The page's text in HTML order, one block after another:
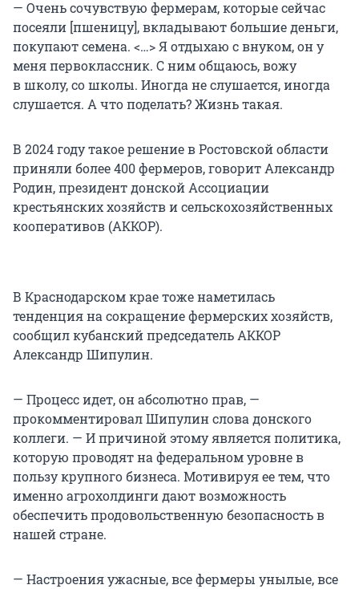
— Очень сочувствую фермерам, которые сейчас
посеяли [пшеницу], вкладывают большие деньги,
покупают семена. <…> Я отдыхаю с внуком, он у
меня первоклассник. С ним общаюсь, вожу
в школу, со школы. Иногда не слушается, иногда
слушается. А что поделать? Жизнь такая.
В 2024 году такое решение в Ростовской области
приняли более 400 фермеров, говорит Александр
Родин, президент донской Ассоциации
крестьянских хозяйств и сельскохозяйственных
кооперативов (АККОР).
В Краснодарском крае тоже наметилась
тенденция на сокращение фермерских хозяйств,
сообщил кубанский председатель АККОР
Александр Шипулин.
— Процесс идет, он абсолютно прав, —
прокомментировал Шипулин слова донского
коллеги. — И причиной этому является политика,
которую проводят на федеральном уровне в
пользу крупного бизнеса. Мотивируя ее тем, что
именно агрохолдинги дают возможность
обеспечить продовольственную безопасность в
нашей стране.
— Настроения ужасные, все фермеры унылые, все